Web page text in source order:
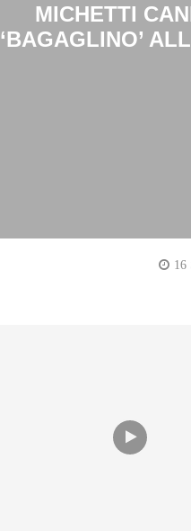
MICHETTI
‘BAGAGLINO’
16